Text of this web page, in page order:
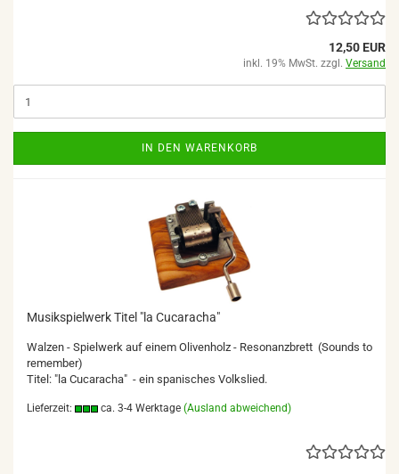
12,50 EUR
inkl. 19% MwSt. zzgl. Versand
IN DEN WARENKORB
Musikspielwerk Titel "la Cucaracha"
Walzen - Spielwerk auf einem Olivenholz - Resonanzbrett (Sounds to
remember)
Titel: "la Cucaracha" - ein spanisches Volkslied.
Lieferzeit: ca. 3-4 Werktage (Ausland abweichend)